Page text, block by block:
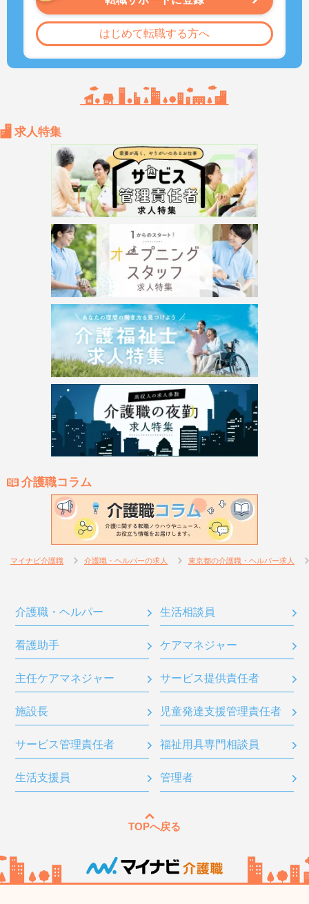
はじめて転職する方へ
求人特集
介護職コラム
マイナビ介護職 介護職・ヘルパーの求人 東京都の介護職・ヘルパー求人
介護職・ヘルパー 生活相談員
看護助手 ケアマネジャー
主任ケアマネジャー サービス提供責任者
施設長 児童発達支援管理責任者
サービス管理責任者 福祉用具専門相談員
生活支援員 管理者
TOPへ戻る